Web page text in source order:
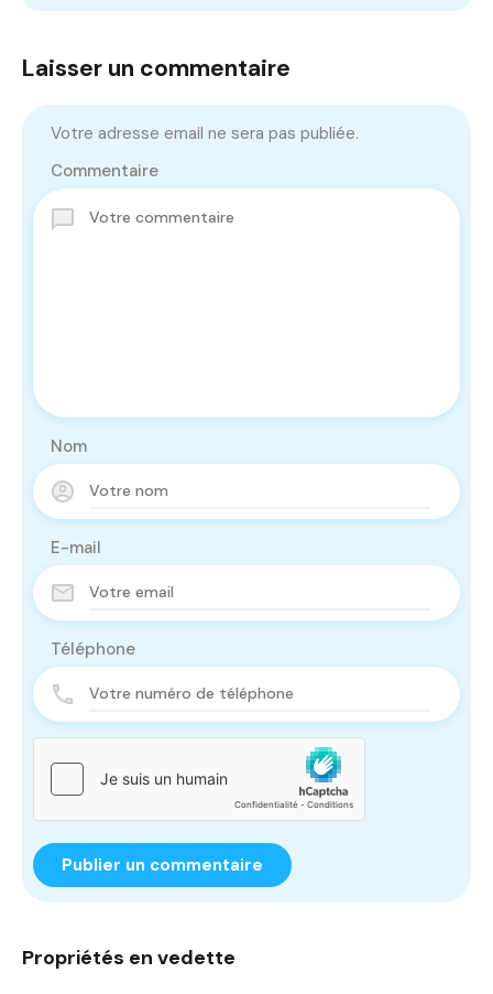
Laisser un commentaire
Votre adresse email ne sera pas publiée.
Commentaire
Nom
E-mail
Téléphone
Propriétés en vedette